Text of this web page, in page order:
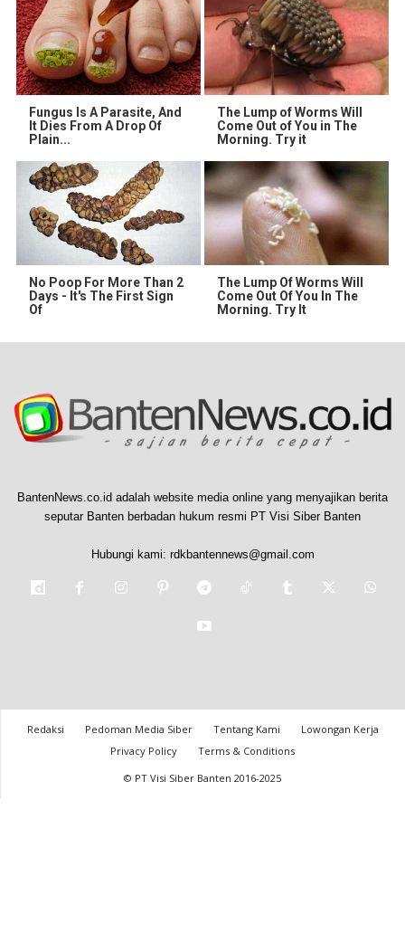
Fungus Is A Parasite, And
It Dies From A Drop Of
Plain...
The Lump of Worms Will
Come Out of You in The
Morning. Try it
No Poop For More Than 2
Days - It's The First Sign
Of
The Lump Of Worms Will
Come Out Of You In The
Morning. Try It
BantenNews.co.id adalah website media online yang menyajikan berita
seputar Banten berbadan hukum resmi PT Visi Siber Banten
Hubungi kami: rdkbantennews@gmail.com
Redaksi Pedoman Media Siber Tentang Kami
Lowongan Kerja
Privacy Policy
Terms & Conditions
© PT Visi Siber Banten 2016-2025